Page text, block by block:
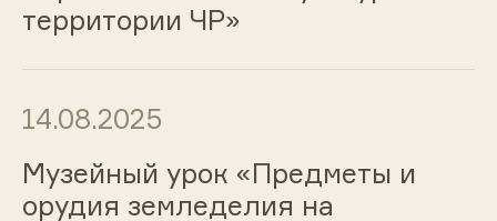
территории ЧР»
14.08.2025
Музейный урок «Предметы и
орудия земледелия на